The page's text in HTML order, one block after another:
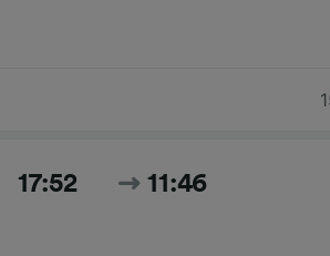
17:52 11:46